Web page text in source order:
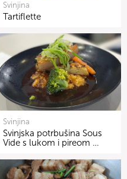
Svinjina
Tartiflette
Svinjina
Svinjska potrbušina Sous
Vide s lukom i pireom …